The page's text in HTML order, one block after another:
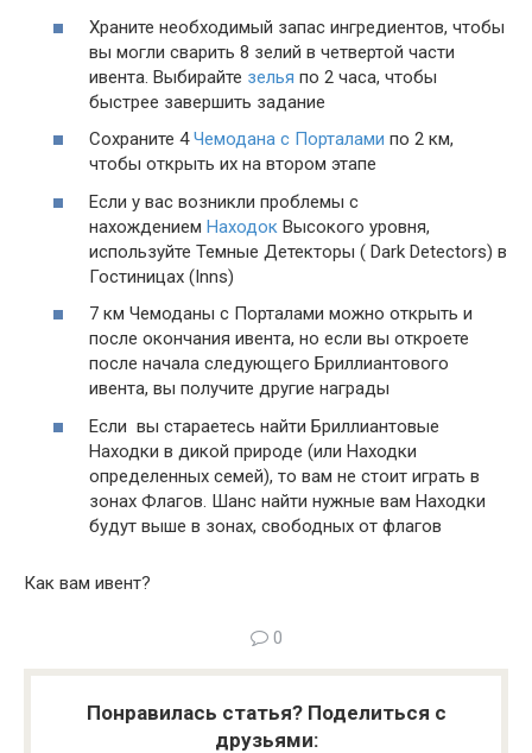
Храните необходимый запас ингредиентов, чтобы
вы могли сварить 8 зелий в четвертой части
ивента. Выбирайте зелья по 2 часа, чтобы
быстрее завершить задание
Сохраните 4Чемодана с Порталами по 2 км,
чтобы открыть их на втором этапе
Если у вас возникли проблемы с
нахождением Находок Высокого уровня,
используйте Темные Детекторы ( Dark Detectors) в
Гостиницах (Inns)
7 км Чемоданы с Порталами можно открыть и
после окончания ивента, но если вы откроете
после начала следующего Бриллиантового
ивента, вы получите другие награды
Если вы стараетесь найти Бриллиантовые
Находки в дикой природе (или Находки
определенных семей), то вам не стоит играть в
зонах Флагов. Шанс найти нужные вам Находки
будут выше в зонах, свободных от флагов
Как вам ивент?
0
Понравилась статья? Поделиться с
друзьями: